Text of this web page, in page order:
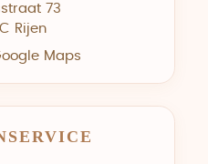
73
Rijen
Maps